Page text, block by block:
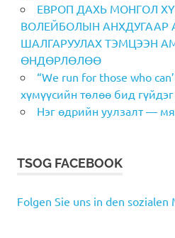
ЕВРОП ДАХЬ МОНГОЛ
ВОЛЕЙБОЛЫН АНХДУГААР
ШАЛГАРУУЛАХ ТЭМЦЭЭН
ӨНДӨРЛӨЛӨӨ
“We run for those who
хүмүүсийн төлөө бид гүйдэг
Нэг өдрийн уулзалт —
TSOG FACEBOOK
Folgen Sie uns in den sozialen